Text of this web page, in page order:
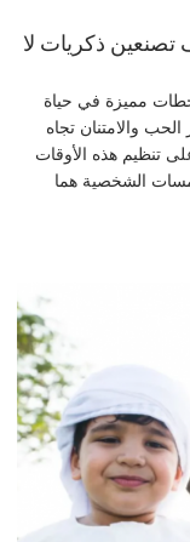
تصنعين ذكريات لا
مميزة في حياة
والامتنان تجاه
تنظيم هذه الأوقات
الشخصية هما